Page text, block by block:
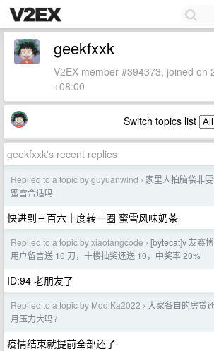
geekfxxk
V2EX member #394373, joined on
+08:00
Switch topics list
geekfxxk's recent replies
Replied to a topic by guyuanwind › 家里人拍脑袋非
蜜雪合适吗
快进到三百六十度转一圈 蜜雪风味奶茶
Replied to a topic by xiaofangcode › [bytecat]v 友赛
用户留言送 10 刀，十楼抽奖还送 10，中奖率 20%
ID:94 老朋友了
Replied to a topic by ModiKa2022 › 大家各自的房贷
月压力大吗?
疫情结束就提前全部还了